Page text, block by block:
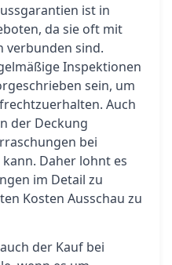
ist in
da sie oft mit
verbunden sind.
Inspektionen
sein, um
Auch
der Deckung
bei
Daher lohnt es
im Detail zu
Kosten Ausschau zu
der Kauf bei